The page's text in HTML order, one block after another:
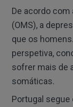
De acordo com
(OMS), a
que os
perspetiva,
sofrer mais de
somáticas.
Portugal